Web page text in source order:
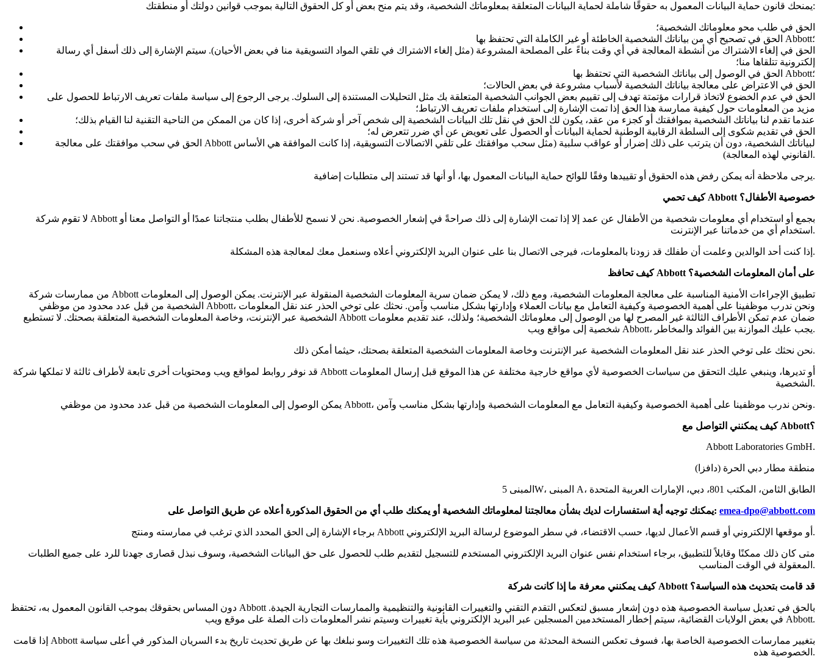
يمنحك قانون حماية البيانات المعمول به حقوقًا شاملة لحماية البيانات المتعلقة بمعلوماتك الشخصية، وقد يتم منح بعض أو كل الحقوق التالية بموجب قوانين دولتك أو منطقتك:
الحق في طلب محو معلوماتك الشخصية؛
الحق في تصحيح أي من بياناتك الشخصية الخاطئة أو غير الكاملة التي تحتفظ بها Abbott؛
الحق في إلغاء الاشتراك من أنشطة المعالجة في أي وقت بناءً على المصلحة المشروعة (مثل إلغاء الاشتراك في تلقي المواد التسويقية منا في بعض الأحيان). سيتم الإشارة إلى ذلك أسفل أي رسالة
إلكترونية تتلقاها منا؛
الحق في الوصول إلى بياناتك الشخصية التي تحتفظ بها Abbott؛
الحق في الاعتراض على معالجة بياناتك الشخصية لأسباب مشروعة في بعض الحالات؛
الحق في عدم الخضوع لاتخاذ قرارات مؤتمتة تهدف إلى تقييم بعض الجوانب الشخصية المتعلقة بك مثل التحليلات المستندة إلى السلوك. يرجى الرجوع إلى سياسة ملفات تعريف الارتباط للحصول على
مزيد من المعلومات حول كيفية ممارسة هذا الحق إذا تمت الإشارة إلى استخدام ملفات تعريف الارتباط؛
عندما تقدم لنا بياناتك الشخصية بموافقتك أو كجزء من عقد، يكون لك الحق في نقل تلك البيانات الشخصية إلى شخص آخر أو شركة أخرى، إذا كان من الممكن من الناحية التقنية لنا القيام بذلك؛
الحق في تقديم شكوى إلى السلطة الرقابية الوطنية لحماية البيانات أو الحصول على تعويض عن أي ضرر تتعرض له؛
الحق في سحب موافقتك على معالجة Abbott لبياناتك الشخصية، دون أن يترتب على ذلك إضرار أو عواقب سلبية (مثل سحب موافقتك على تلقي الاتصالات التسويقية، إذا كانت الموافقة هي الأساس
القانوني لهذه المعالجة).
يرجى ملاحظة أنه يمكن رفض هذه الحقوق أو تقييدها وفقًا للوائح حماية البيانات المعمول بها، أو أنها قد تستند إلى متطلبات إضافية.
كيف تحمي Abbott خصوصية الأطفال؟
لا تقوم شركة Abbott بجمع أو استخدام أي معلومات شخصية من الأطفال عن عمد إلا إذا تمت الإشارة إلى ذلك صراحةً في إشعار الخصوصية. نحن لا نسمح للأطفال بطلب منتجاتنا عمدًا أو التواصل معنا أو
استخدام أي من خدماتنا عبر الإنترنت.
إذا كنت أحد الوالدين وعلمت أن طفلك قد زودنا بالمعلومات، فيرجى الاتصال بنا على عنوان البريد الإلكتروني أعلاه وسنعمل معك لمعالجة هذه المشكلة.
كيف تحافظ Abbott على أمان المعلومات الشخصية؟
من ممارسات شركة Abbott تطبيق الإجراءات الأمنية المناسبة على معالجة المعلومات الشخصية، ومع ذلك، لا يمكن ضمان سرية المعلومات الشخصية المنقولة عبر الإنترنت. يمكن الوصول إلى المعلومات
الشخصية من قبل عدد محدود من موظفي Abbott، ونحن ندرب موظفينا على أهمية الخصوصية وكيفية التعامل مع بيانات العملاء وإدارتها بشكل مناسب وآمن. نحثك على توخي الحذر عند نقل المعلومات
الشخصية عبر الإنترنت، وخاصة المعلومات الشخصية المتعلقة بصحتك. لا تستطيع Abbott ضمان عدم تمكن الأطراف الثالثة غير المصرح لها من الوصول إلى معلوماتك الشخصية؛ ولذلك، عند تقديم معلومات
شخصية إلى مواقع ويب Abbott، يجب عليك الموازنة بين الفوائد والمخاطر.
نحن نحثك على توخي الحذر عند نقل المعلومات الشخصية عبر الإنترنت وخاصة المعلومات الشخصية المتعلقة بصحتك، حيثما أمكن ذلك.
قد نوفر روابط لمواقع ويب ومحتويات أخرى تابعة لأطراف ثالثة لا تملكها شركة Abbott أو تديرها، وينبغي عليك التحقق من سياسات الخصوصية لأي مواقع خارجية مختلفة عن هذا الموقع قبل إرسال المعلومات
الشخصية.
يمكن الوصول إلى المعلومات الشخصية من قبل عدد محدود من موظفي Abbott، ونحن ندرب موظفينا على أهمية الخصوصية وكيفية التعامل مع المعلومات الشخصية وإدارتها بشكل مناسب وآمن.
كيف يمكنني التواصل مع Abbott؟
Abbott Laboratories GmbH.
منطقة مطار دبي الحرة (دافزا)
المبنى 5W، المبنى A، الطابق الثامن، المكتب 801، دبي، الإمارات العربية المتحدة
يمكنك توجيه أية استفسارات لديك بشأن معالجتنا لمعلوماتك الشخصية أو يمكنك طلب أي من الحقوق المذكورة أعلاه عن طريق التواصل على: emea-dpo@abbott.com
برجاء الإشارة إلى الحق المحدد الذي ترغب في ممارسته ومنتج Abbott أو موقعها الإلكتروني أو قسم الأعمال لديها، حسب الاقتضاء، في سطر الموضوع لرسالة البريد الإلكتروني.
متى كان ذلك ممكنًا وقابلاً للتطبيق، برجاء استخدام نفس عنوان البريد الإلكتروني المستخدم للتسجيل لتقديم طلب للحصول على حق البيانات الشخصية، وسوف نبذل قصارى جهدنا للرد على جميع الطلبات
المعقولة في الوقت المناسب.
كيف يمكنني معرفة ما إذا كانت شركة Abbott قد قامت بتحديث هذه السياسة؟
دون المساس بحقوقك بموجب القانون المعمول به، تحتفظ Abbott بالحق في تعديل سياسة الخصوصية هذه دون إشعار مسبق لتعكس التقدم التقني والتغييرات القانونية والتنظيمية والممارسات التجارية الجيدة.
في بعض الولايات القضائية، سيتم إخطار المستخدمين المسجلين عبر البريد الإلكتروني بأية تغييرات وسيتم نشر المعلومات ذات الصلة على موقع ويب Abbott.
إذا قامت Abbott بتغيير ممارسات الخصوصية الخاصة بها، فسوف تعكس النسخة المحدثة من سياسة الخصوصية هذه تلك التغييرات وسو نبلغك بها عن طريق تحديث تاريخ بدء السريان المذكور في أعلى سياسة
الخصوصية هذه.